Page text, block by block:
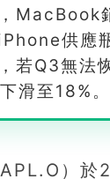
MacBook
供應
若Q3無法
滑至18%。
）於